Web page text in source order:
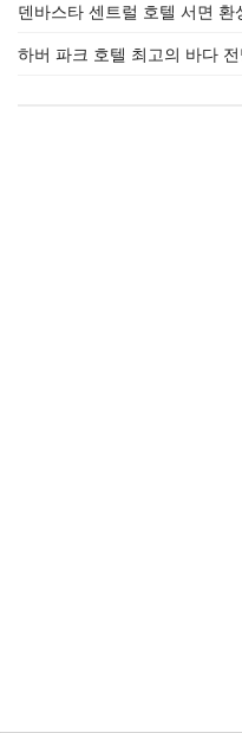
덴바스타 센트럴 호텔 서면 환
하버 파크 호텔 최고의 바다